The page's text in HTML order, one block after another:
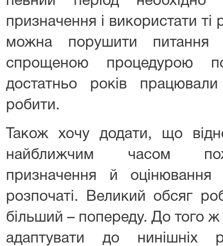
призначення і використати
можна порушити питання
спрощеною процедурою
достатньо років
робити.
Також хочу додати, що
найближчим часом
призначення й
розпочаті. Великий обсяг
більший – попереду. До того ж
адаптувати до нинішніх